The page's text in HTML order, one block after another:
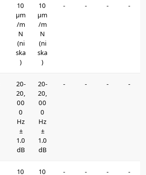
10
μm
/m
N
(ni
ska
)
10
μm
/m
N
(ni
ska
)
- - - -
20-
20,
00
0
Hz
±
1.0
dB
20-
20,
00
0
Hz
±
1.0
dB
- - - -
10 10 - - - -